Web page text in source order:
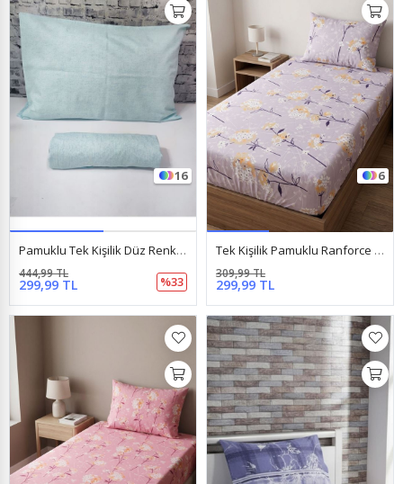
16
Pamuklu Tek Kişilik Düz Renk Lastikli Çarşaf Takımı Açık Turkuaz
299,99 TL
444,99 TL
%33
6
Tek Kişilik Pamuklu Ranforce Kumaş Lastikli Çarşaf Takımı Papatya Lila
299,99 TL
309,99 TL